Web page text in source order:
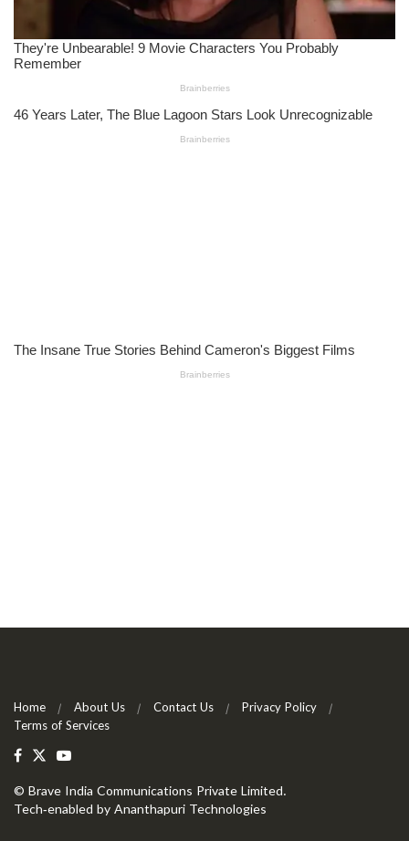
Home About Us Contact Us
Privacy Policy
Terms of Services
© Brave India Communications Private Limited.
Tech-enabled by Ananthapuri Technologies